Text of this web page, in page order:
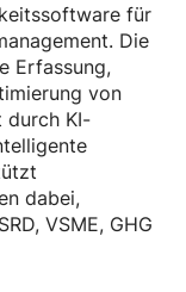
für
Die
Erfassung,
von
durch KI-
dabei,
VSME, GHG